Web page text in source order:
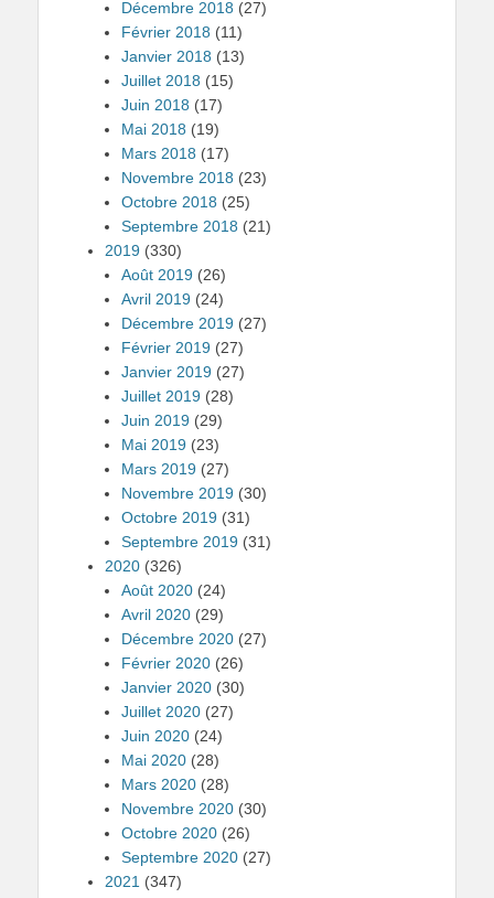
Décembre 2018 (27)
Février 2018 (11)
Janvier 2018 (13)
Juillet 2018 (15)
Juin 2018 (17)
Mai 2018 (19)
Mars 2018 (17)
Novembre 2018 (23)
Octobre 2018 (25)
Septembre 2018 (21)
2019 (330)
Août 2019 (26)
Avril 2019 (24)
Décembre 2019 (27)
Février 2019 (27)
Janvier 2019 (27)
Juillet 2019 (28)
Juin 2019 (29)
Mai 2019 (23)
Mars 2019 (27)
Novembre 2019 (30)
Octobre 2019 (31)
Septembre 2019 (31)
2020 (326)
Août 2020 (24)
Avril 2020 (29)
Décembre 2020 (27)
Février 2020 (26)
Janvier 2020 (30)
Juillet 2020 (27)
Juin 2020 (24)
Mai 2020 (28)
Mars 2020 (28)
Novembre 2020 (30)
Octobre 2020 (26)
Septembre 2020 (27)
2021 (347)